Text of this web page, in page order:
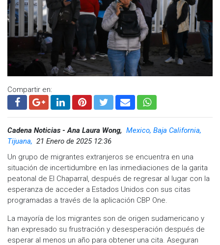
Compartir en:
Cadena Noticias - Ana Laura Wong, Mexico, Baja California,
Tijuana, 21 Enero de 2025 12:36
Un grupo de migrantes extranjeros se encuentra en una
situación de incertidumbre en las inmediaciones de la garita
peatonal de El Chaparral, después de regresar al lugar con la
esperanza de acceder a Estados Unidos con sus citas
programadas a través de la aplicación CBP One.
La mayoría de los migrantes son de origen sudamericano y
han expresado su frustración y desesperación después de
esperar al menos un año para obtener una cita. Aseguran